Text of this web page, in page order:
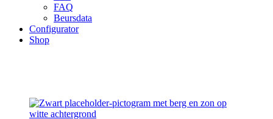
FAQ
Beursdata
Configurator
Shop